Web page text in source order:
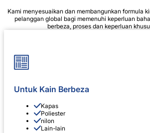
Kami menyesuaikan dan membangunkan formula
pelanggan global bagi memenuhi keperluan
berbeza, proses dan keperluan
Untuk Kain Berbeza
Kapas
Poliester
nilon
Lain-lain